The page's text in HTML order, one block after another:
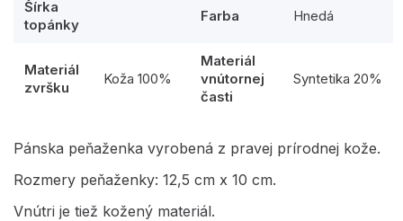
Šírka
topánky
Farba Hnedá
Materiál
zvršku
Koža 100%
Materiál
vnútornej
časti
Syntetika 20%
Pánska peňaženka vyrobená z pravej prírodnej kože.
Rozmery peňaženky: 12,5 cm x 10 cm.
Vnútri je tiež kožený materiál.